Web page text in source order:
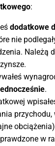
:
dodatkowe
nie
Należą
.
przychodu,
w